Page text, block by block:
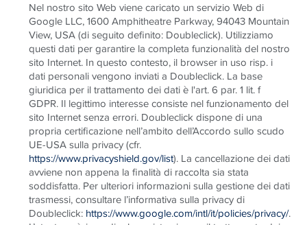
Nel nostro sito Web viene caricato un servizio Web di
Google LLC, 1600 Amphitheatre Parkway, 94043 Mountain
View, USA (di seguito definito: Doubleclick). Utilizziamo
questi dati per garantire la completa funzionalità del nostro
sito Internet. In questo contesto, il browser in uso risp. i
dati personali vengono inviati a Doubleclick. La base
giuridica per il trattamento dei dati è l'art. 6 par. 1 lit. f
GDPR. Il legittimo interesse consiste nel funzionamento del
sito Internet senza errori. Doubleclick dispone di una
propria certificazione nell’ambito dell’Accordo sullo scudo
UE-USA sulla privacy (cfr.
https://www.privacyshield.gov/list). La cancellazione dei dati
avviene non appena la finalità di raccolta sia stata
soddisfatta. Per ulteriori informazioni sulla gestione dei dati
trasmessi, consultare l’informativa sulla privacy di
Doubleclick: https://www.google.com/intl/it/policies/privacy/.